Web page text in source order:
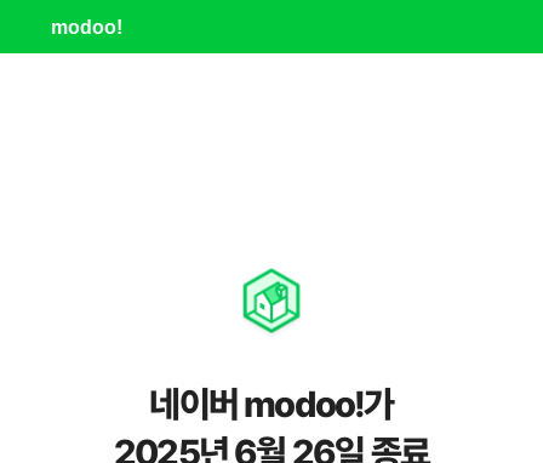
modoo!
네이버 modoo!가
2025년 6월 26일 종료